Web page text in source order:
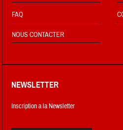
FAQ
NOUS CONTACTER
NEWSLETTER
Inscription a la Newsletter